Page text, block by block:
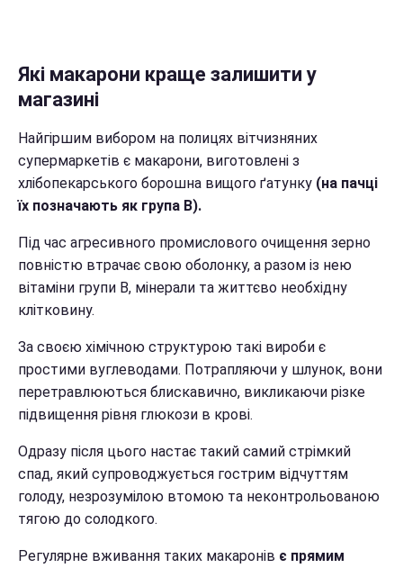
Які макарони краще залишити у
магазині
Найгіршим вибором на полицях вітчизняних
супермаркетів є макарони, виготовлені з
хлібопекарського борошна вищого ґатунку (на пачці
їх позначають як група В).
Під час агресивного промислового очищення зерно
повністю втрачає свою оболонку, а разом із нею
вітаміни групи В, мінерали та життєво необхідну
клітковину.
За своєю хімічною структурою такі вироби є
простими вуглеводами. Потрапляючи у шлунок, вони
перетравлюються блискавично, викликаючи різке
підвищення рівня глюкози в крові.
Одразу після цього настає такий самий стрімкий
спад, який супроводжується гострим відчуттям
голоду, незрозумілою втомою та неконтрольованою
тягою до солодкого.
Регулярне вживання таких макаронів є прямим